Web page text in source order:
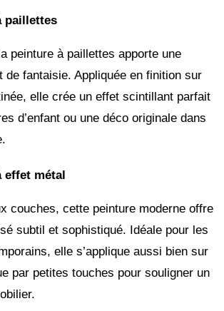
paillettes
peinture à paillettes apporte une
de fantaisie. Appliquée en finition sur
elle crée un effet scintillant parfait
d’enfant ou une déco originale dans
effet métal
couches, cette peinture moderne offre
subtil et sophistiqué. Idéale pour les
elle s’applique aussi bien sur
par petites touches pour souligner un